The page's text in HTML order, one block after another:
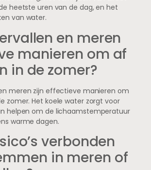
heetste uren van de dag, en het
van water.
en meren
manieren om af
in de zomer?
meren zijn effectieve manieren om
zomer. Het koele water zorgt voor
helpen om de lichaamstemperatuur
warme dagen.
verbonden
in meren of